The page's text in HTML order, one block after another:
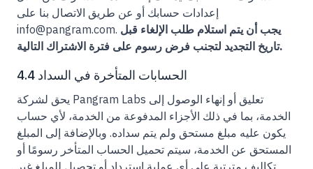
إعدادات حسابك أو عن طريق الاتصال بنا على
info@pangram.com. يجب أن يتم استلام طلب الإلغاء قبل
تاريخ التجديد لتجنب فرض رسوم على فترة الاشتراك التالية.
4.4 الحسابات المتأخرة في السداد
يحق لشركة Pangram Labs تعليق أو إنهاء الوصول إلى
الخدمة، بما في ذلك الأجزاء المدفوعة من الخدمة، لأي حساب
يكون عليه مبلغ مستحق ولم يتم سداده. وبالإضافة إلى المبلغ
المستحق عن الخدمة، سيتم تحميل الحساب المتأخر رسومًا أو
تكاليف مترتبة على أي عملية استرداد أو تحصيل للمبلغ غير